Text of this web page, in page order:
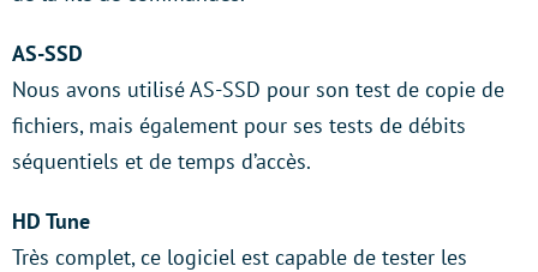
AS-SSD
Nous avons utilisé AS-SSD pour son test de copie de
fichiers, mais également pour ses tests de débits
séquentiels et de temps d’accès.
HD Tune
Très complet, ce logiciel est capable de tester les